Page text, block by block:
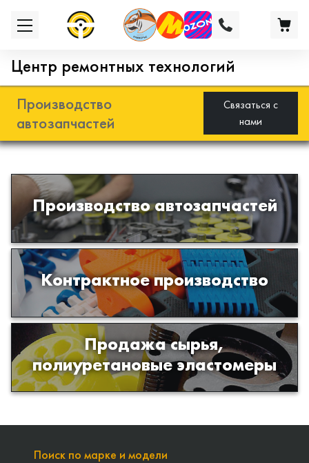
Центр ремонтных технологий
Производство
автозапчастей
Связаться с
нами
Производство автозапчастей
Разработка и производство деталей
из эластомеров для подвески
автомобиля
Контрактное производство
Производство изделий из пластиков
и полимеров по образцам либо
чертежам заказчика
Продажа сырья,
полиуретановые эластомеры
Продажа сырья для производства
изделий из полиуретана
Поиск по марке и модели